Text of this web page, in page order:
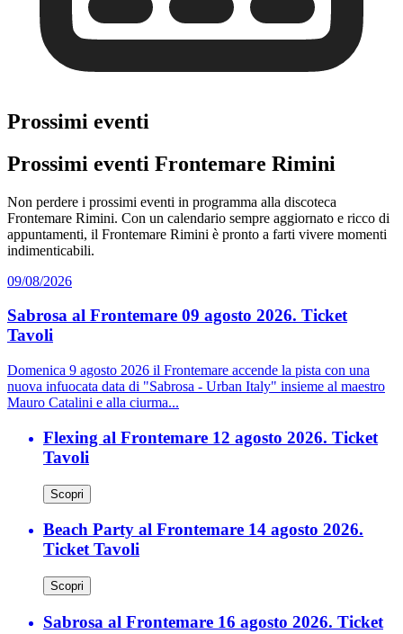
Prossimi eventi
Prossimi eventi Frontemare Rimini
Non perdere i prossimi eventi in programma alla discoteca
Frontemare Rimini. Con un calendario sempre aggiornato e ricco di
appuntamenti, il Frontemare Rimini è pronto a farti vivere momenti
indimenticabili.
09/08/2026
Sabrosa al Frontemare 09 agosto 2026. Ticket
Tavoli
Domenica 9 agosto 2026 il Frontemare accende la pista con una
nuova infuocata data di "Sabrosa - Urban Italy" insieme al maestro
Mauro Catalini e alla ciurma...
Flexing al Frontemare 12 agosto 2026. Ticket
Tavoli
Scopri
Beach Party al Frontemare 14 agosto 2026.
Ticket Tavoli
Scopri
Sabrosa al Frontemare 16 agosto 2026. Ticket